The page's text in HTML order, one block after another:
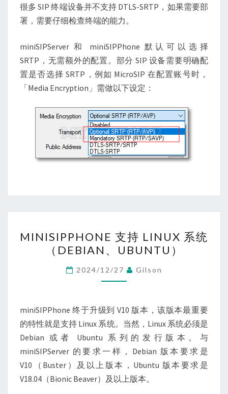
很多 SIP 终端设备并不支持 DTLS-SRTP，如果需要部
署，需要仔细检查终端的能力。
miniSIPServer 和 miniSIPPhone 默认可以选择
SRTP，无需额外的配置。部分 SIP 设备需要明确配
置是否选择 SRTP，例如 MicroSIP 在配置账号时，
「Media Encryption」需做以下设定：
支
持
LINUX
系
（DEBIAN、
UBUNTU）
MINISIPPHONE 支持 LINUX 系统
（DEBIAN、UBUNTU）
2024/12/27 Gilson
miniSIPPhone 终于升级到 V10 版本，该版本最重要
的特性就是支持 Linux 系统。当然，Linux 系统必须是
Debian 或者 Ubuntu 系列的发行版本。与
miniSIPServer 的要求一样，Debian 版本要求是
V10（Buster）及以上版本，Ubuntu 版本要求是
V18.04（Bionic Beaver）及以上版本。